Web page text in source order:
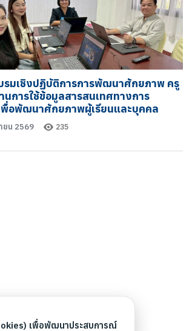
รมเชิงปฏิบัติการการพัฒนาศักยภาพ ครู
นการใช้ข้อมูลสารสนเทศทางการ
พื่อพัฒนาศักยภาพผู้เรียนและบุคคล
ยน 2569 235
เพื่อพัฒนาประสบการณ์